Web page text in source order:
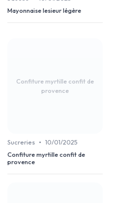
Mayonnaise lesieur légère
Confiture myrtille confit de
provence
Sucreries • 10/01/2025
Confiture myrtille confit de
provence